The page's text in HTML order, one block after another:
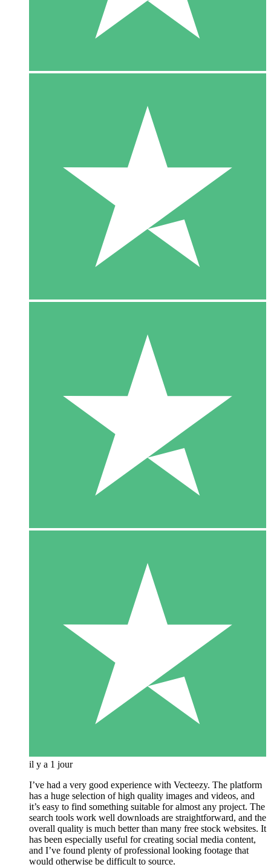
il y a 1 jour
I’ve had a very good experience with Vecteezy. The platform
has a huge selection of high quality images and videos, and
it’s easy to find something suitable for almost any project. The
search tools work well downloads are straightforward, and the
overall quality is much better than many free stock websites. It
has been especially useful for creating social media content,
and I’ve found plenty of professional looking footage that
would otherwise be difficult to source.